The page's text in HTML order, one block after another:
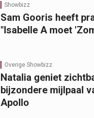
Showbizz
Sam Gooris heeft
"Isabelle A moet
Overige Showbizz
Natalia geniet
bijzondere mijlpaal
Apollo